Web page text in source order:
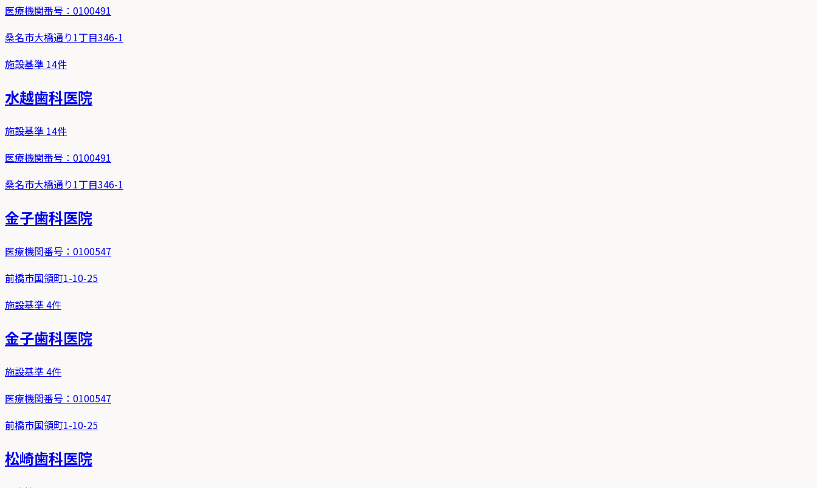
医療機関番号： 0100491
桑名市大橋通り1丁目346-1
施設基準 14件
水越歯科医院
施設基準 14件
医療機関番号： 0100491
桑名市大橋通り1丁目346-1
金子歯科医院
医療機関番号： 0100547
前橋市国領町1-10-25
施設基準4件
金子歯科医院
施設基準4件
医療機関番号： 0100547
前橋市国領町1-10-25
松崎歯科医院